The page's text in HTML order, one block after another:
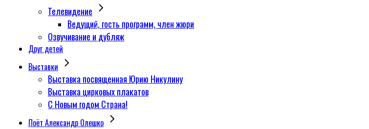
Телевидение
Ведущий, гость программ, член жюри
Озвучивание и дубляж
Друг детей
Выставки
Выставка посвященная Юрию Никулину
Выставка цирковых плакатов
С Новым годом Страна!
Поёт Александр Олешко